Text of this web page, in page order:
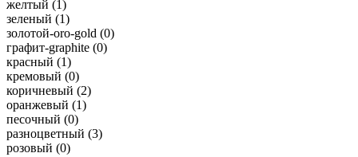
желтый (1)
зеленый (1)
золотой-oro-gold (0)
графит-graphite (0)
красный (1)
кремовый (0)
коричневый (2)
оранжевый (1)
песочный (0)
разноцветный (3)
розовый (0)